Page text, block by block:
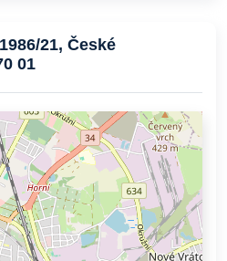
21, České
01